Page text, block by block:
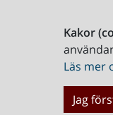
Kakor
Läs mer
Jag